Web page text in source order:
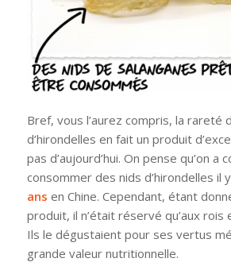
Bref, vous l’aurez compris, la rareté
d’hirondelles en fait un produit
pas d’aujourd’hui. On pense qu’on a
consommer des nids d’hirondelles il
ans en Chine. Cependant, étant
produit, il n’était réservé qu’aux rois
Ils le dégustaient pour ses vertus
grande valeur nutritionnelle.